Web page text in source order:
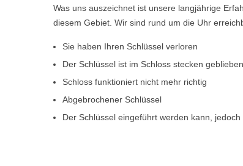
Was uns auszeichnet ist unsere langjährige
diesem Gebiet. Wir sind rund um die Uhr
Sie haben Ihren Schlüssel verloren
Der Schlüssel ist im Schloss stecken geblieben
Schloss funktioniert nicht mehr richtig
Abgebrochener Schlüssel
Der Schlüssel eingeführt werden kann,